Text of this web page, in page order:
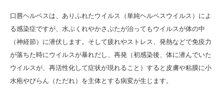
口唇ヘルペスは、ありふれたウイルス（単純ヘルペスウイルス）によ
る感染症ですが、水ぶくれやかさぶたが治ってもウイルスが体の中
（神経節）に潜伏します。そして疲れやストレス、発熱などで免疫力
が落ちた時にウイルスが暴れだし、再発（初感染後、体に潜んでいた
ウイルスが、再活性化して症状が現れること）すると皮膚や粘膜に小
水疱やびらん（ただれ）を主体とする病変が生じます。